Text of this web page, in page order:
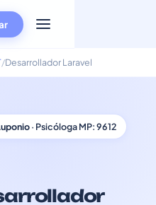
Desarrollador Laravel
· Psicóloga MP: 9612